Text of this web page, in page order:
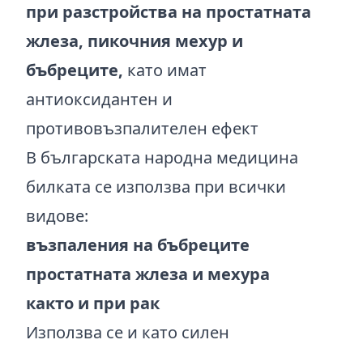
при разстройства на простатната
жлеза, пикочния мехур и
бъбреците, като имат
антиоксидантен и
противовъзпалителен ефект
В българската народна медицина
билката се използва при всички
видове:
възпаления на бъбреците
простатната жлеза и мехура
както и при рак
Използва се и като силен